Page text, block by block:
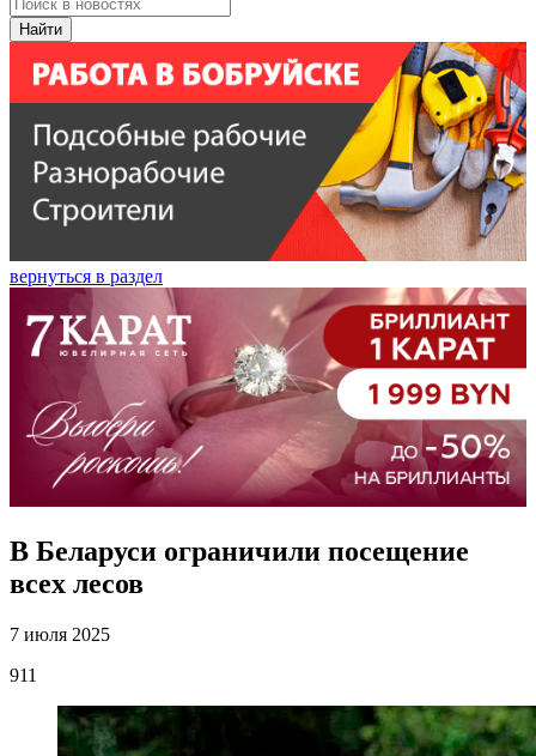
Найти
вернуться в раздел
В Беларуси ограничили посещение
всех лесов
7 июля 2025
911